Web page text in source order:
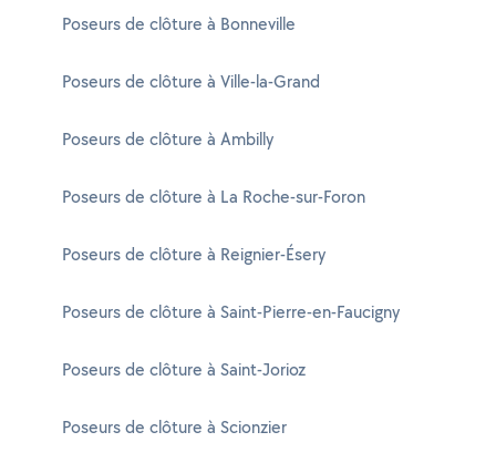
Poseurs de clôture à Bonneville
Poseurs de clôture à Ville-la-Grand
Poseurs de clôture à Ambilly
Poseurs de clôture à La Roche-sur-Foron
Poseurs de clôture à Reignier-Ésery
Poseurs de clôture à Saint-Pierre-en-Faucigny
Poseurs de clôture à Saint-Jorioz
Poseurs de clôture à Scionzier